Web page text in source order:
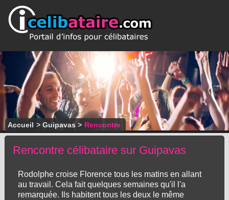
Accueil > Guipavas > Rencontre
Rencontre célibataire sur Guipavas
Rodolphe croise Florence tous les matins en allant
au travail. Cela fait quelques semaines qu'il l'a
remarquée. Ils habitent tous les deux le même